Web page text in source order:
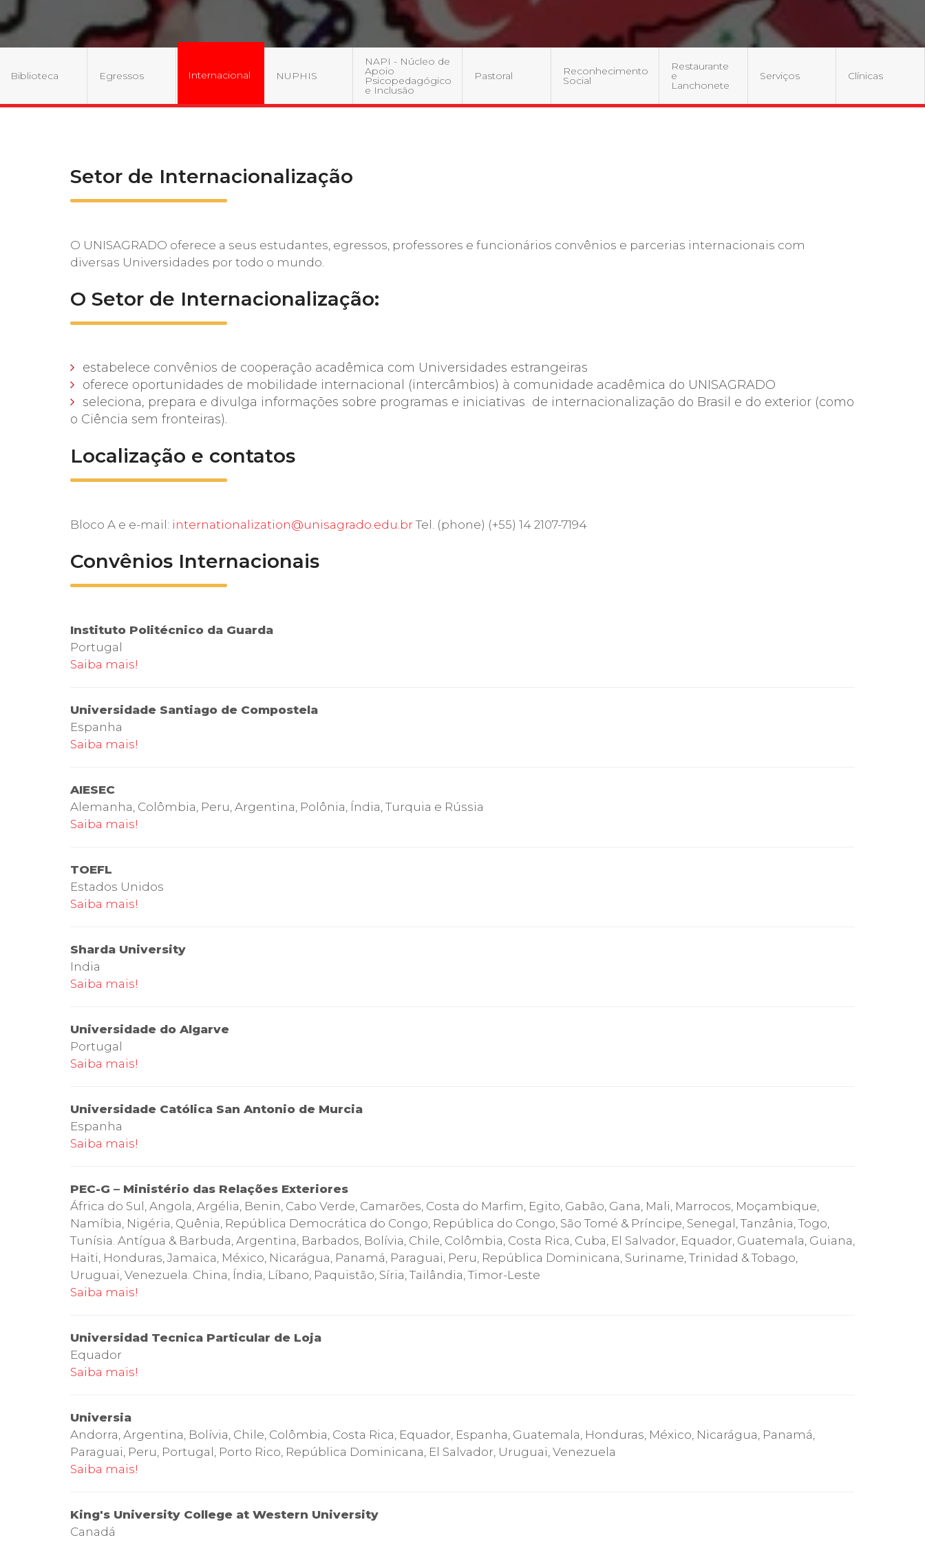
2ª Graduação
Transferência
Calendário acadêmico
Internacionalização
Biblioteca Egressos Internacional NUPHIS
NAPI - Núcleo de
Apoio
Psicopedagógico
e Inclusão
Pastoral Reconhecimento
Social
Restaurante
e
Lanchonete
Serviços Clínicas
Setor de Internacionalização
O UNISAGRADO oferece a seus estudantes, egressos, professores e funcionários convênios e parcerias internacionais com
diversas Universidades por todo o mundo.
O Setor de Internacionalização:
estabelece convênios de cooperação acadêmica com Universidades estrangeiras
oferece oportunidades de mobilidade internacional (intercâmbios) à comunidade acadêmica do UNISAGRADO
seleciona, prepara e divulga informações sobre programas e iniciativas de internacionalização do Brasil e do exterior (como
o Ciência sem fronteiras).
Localização e contatos
Bloco A e e-mail: internationalization@unisagrado.edu.brTel. (phone) (+55) 14 2107-7194
Convênios Internacionais
Instituto Politécnico da Guarda
Portugal
Saiba mais!
Universidade Santiago de Compostela
Espanha
Saiba mais!
AIESEC
Alemanha, Colômbia, Peru, Argentina, Polônia, Índia, Turquia e Rússia
Saiba mais!
TOEFL
Estados Unidos
Saiba mais!
Sharda University
India
Saiba mais!
Universidade do Algarve
Portugal
Saiba mais!
Universidade Católica San Antonio de Murcia
Espanha
Saiba mais!
PEC-G – Ministério das Relações Exteriores
África do Sul, Angola, Argélia, Benin, Cabo Verde, Camarões, Costa do Marfim, Egito, Gabão, Gana, Mali, Marrocos, Moçambique,
Namíbia, Nigéria, Quênia, República Democrática do Congo, República do Congo, São Tomé & Príncipe, Senegal, Tanzânia, Togo,
Tunísia. Antígua & Barbuda, Argentina, Barbados, Bolívia, Chile, Colômbia, Costa Rica, Cuba, El Salvador, Equador, Guatemala, Guiana,
Haiti, Honduras, Jamaica, México, Nicarágua, Panamá, Paraguai, Peru, República Dominicana, Suriname, Trinidad & Tobago,
Uruguai, Venezuela. China, Índia, Líbano, Paquistão, Síria, Tailândia, Timor-Leste
Saiba mais!
Universidad Tecnica Particular de Loja
Equador
Saiba mais!
Universia
Andorra, Argentina, Bolívia, Chile, Colômbia, Costa Rica, Equador, Espanha, Guatemala, Honduras, México, Nicarágua, Panamá,
Paraguai, Peru, Portugal, Porto Rico, República Dominicana, El Salvador, Uruguai, Venezuela
Saiba mais!
King's University College at Western University
Canadá